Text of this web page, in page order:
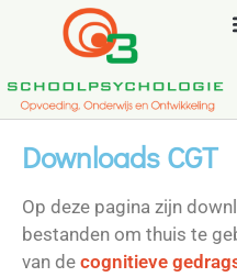
Downloads CGT
Op deze pagina zijn
bestanden om thuis te
van de cognitieve